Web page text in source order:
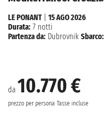
da 10.770 €
prezzo per persona Tasse incluse
LE PONANT| 15 AGO 2026
Durata: 7 notti
Partenza da: Dubrovnik Sbarco: